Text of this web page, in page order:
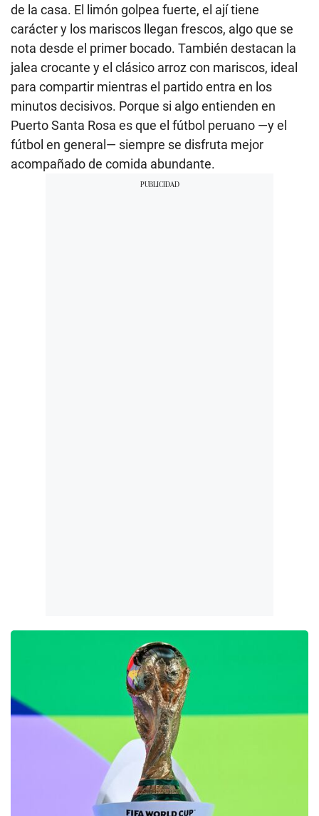
de la casa. El limón golpea fuerte, el ají tiene
carácter y los mariscos llegan frescos, algo que se
nota desde el primer bocado. También destacan la
jalea crocante y el clásico arroz con mariscos, ideal
para compartir mientras el partido entra en los
minutos decisivos. Porque si algo entienden en
Puerto Santa Rosa es que el fútbol peruano —y el
fútbol en general— siempre se disfruta mejor
acompañado de comida abundante.